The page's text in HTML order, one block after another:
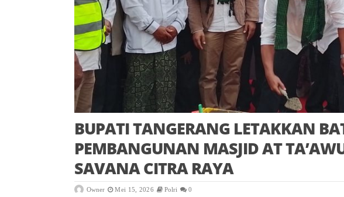
BUPATI TANGERANG LETAKKAN
PEMBANGUNAN MASJID AT
SAVANA CITRA RAYA
Owner Mei 15, 2026 Polri 0